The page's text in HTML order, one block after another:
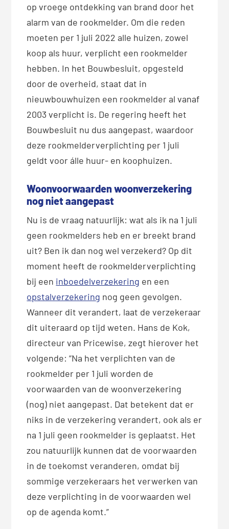
op vroege ontdekking van brand door het
alarm van de rookmelder. Om die reden
moeten per 1 juli 2022 alle huizen, zowel
koop als huur, verplicht een rookmelder
hebben. In het Bouwbesluit, opgesteld
door de overheid, staat dat in
nieuwbouwhuizen een rookmelder al vanaf
2003 verplicht is. De regering heeft het
Bouwbesluit nu dus aangepast, waardoor
deze rookmelderverplichting per 1 juli
geldt voor álle huur- en koophuizen.
Woonvoorwaarden woonverzekering
nog niet aangepast
Nu is de vraag natuurlijk: wat als ik na 1 juli
geen rookmelders heb en er breekt brand
uit? Ben ik dan nog wel verzekerd? Op dit
moment heeft de rookmelderverplichting
bij een inboedelverzekering en een
opstalverzekering nog geen gevolgen.
Wanneer dit verandert, laat de verzekeraar
dit uiteraard op tijd weten. Hans de Kok,
directeur van Pricewise, zegt hierover het
volgende: “Na het verplichten van de
rookmelder per 1 juli worden de
voorwaarden van de woonverzekering
(nog) niet aangepast. Dat betekent dat er
niks in de verzekering verandert, ook als er
na 1 juli geen rookmelder is geplaatst. Het
zou natuurlijk kunnen dat de voorwaarden
in de toekomst veranderen, omdat bij
sommige verzekeraars het verwerken van
deze verplichting in de voorwaarden wel
op de agenda komt.”